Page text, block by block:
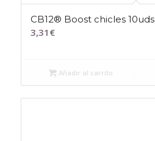
CB12® Boost chicles 10uds
3,31 €
Añadir al carrito